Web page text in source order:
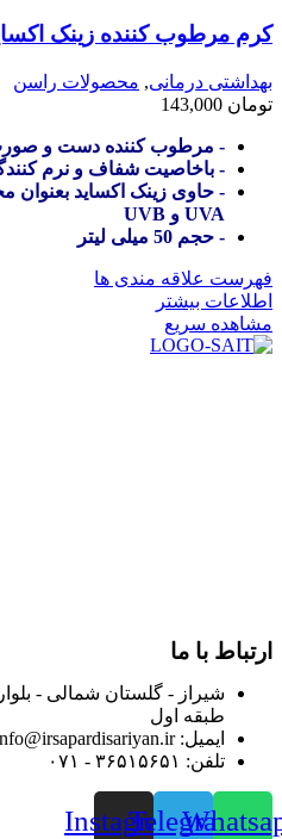
کرم مرطوب کننده زینک
بهداشتی درمانی, محصولات راسن
تومان
- مرطوب کننده دست و
- باخاصیت شفاف و نرم
- حاوی زینک اکساید بعنوان
UVA و UVB
- حجم 50 میلی لیتر
فهرست علاقه مندی ها
اطلاعات بیشتر
مشاهده سریع
ارتباط با ما
شیراز - گلستان شمالی -
طبقه اول
ایمیل: info@irsapardisariyan.ir
تلفن: ۳۶۵۱۵۶۵۱ - ۰۷۱
Telegram
Instagram